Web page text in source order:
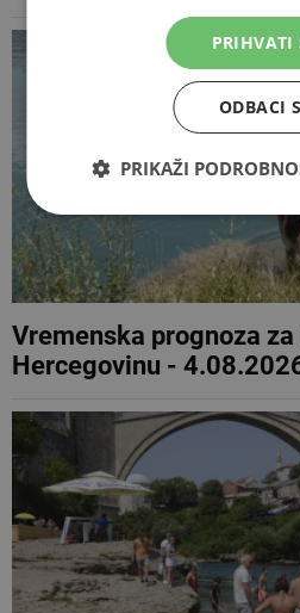
Vremenska prognoza
Hercegovinu -
PRIHVATI
ODBACI
PRIKAŽI